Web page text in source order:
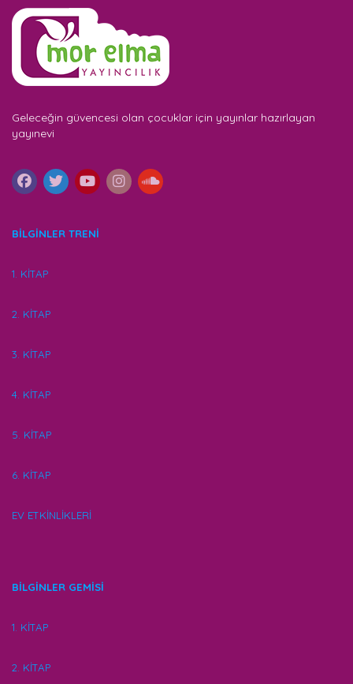
Geleceğin güvencesi olan çocuklar için yayınlar hazırlayan
yayınevi
BİLGİNLER TRENİ
1. KİTAP
2. KİTAP
3. KİTAP
4. KİTAP
5. KİTAP
6. KİTAP
EV ETKİNLİKLERİ
BİLGİNLER GEMİSİ
1. KİTAP
2. KİTAP